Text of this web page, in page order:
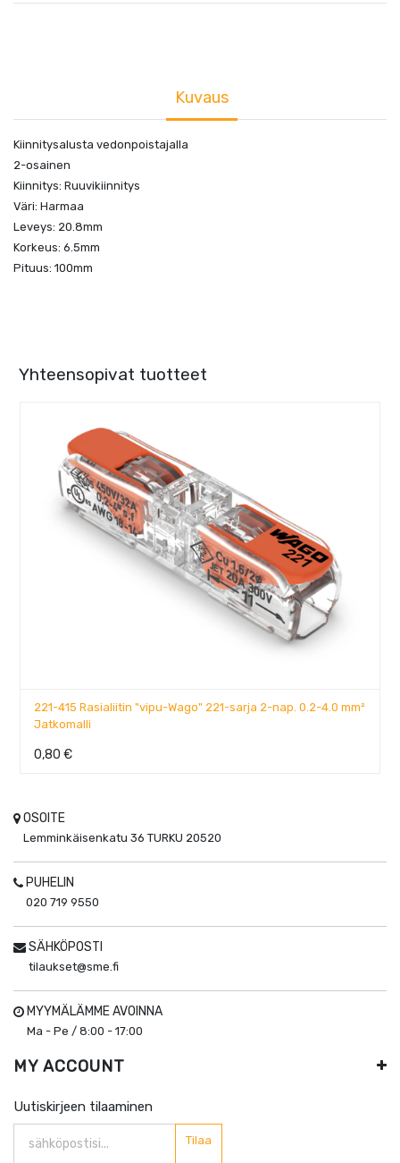
Kuvaus
Kiinnitysalusta vedonpoistajalla
2-osainen
Kiinnitys: Ruuvikiinnitys
Väri: Harmaa
Leveys: 20.8mm
Korkeus: 6.5mm
Pituus: 100mm
Yhteensopivat tuotteet
221-415 Rasialiitin "vipu-Wago" 221-sarja 2-nap. 0.2-4.0 mm²
Jatkomalli
0,80 €
OSOITE
Lemminkäisenkatu 36 TURKU 20520
PUHELIN
020 719 9550
SÄHKÖPOSTI
tilaukset@sme.fi
MYYMÄLÄMME AVOINNA
Ma - Pe / 8:00 - 17:00
MY ACCOUNT
Uutiskirjeen tilaaminen
Tilaa